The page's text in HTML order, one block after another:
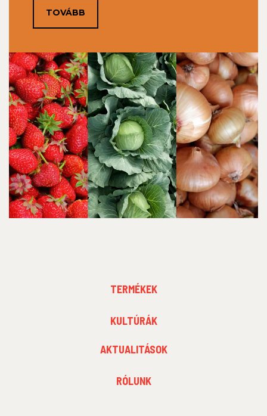
TOVÁBB
TERMÉKEK
KULTÚRÁK
AKTUALITÁSOK
RÓLUNK